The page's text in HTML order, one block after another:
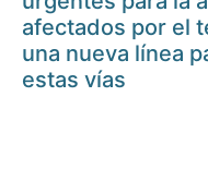
afectados por el
una nueva línea
estas vías